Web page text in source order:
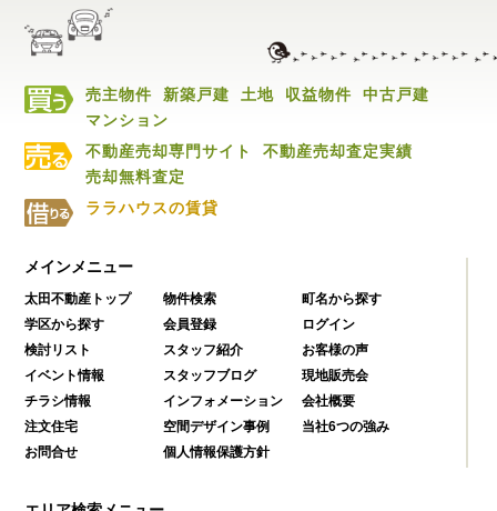
売主物件 新築戸建 土地 収益物件
中古戸建
マンション
不動産売却専門サイト
不動産売却査定実績
売却無料査定
ララハウスの賃貸
メインメニュー
太田不動産トップ 物件検索
町名から探す
学区から探す
会員登録
ログイン
検討リスト
スタッフ紹介
お客様の声
イベント情報
スタッフブログ
現地販売会
チラシ情報
インフォメーション
会社概要
注文住宅
空間デザイン事例
当社6つの強み
お問合せ
個人情報保護方針